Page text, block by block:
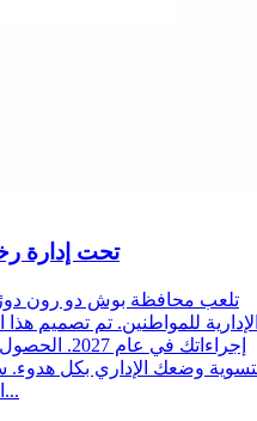
تحت إدارة
تلعب محافظة بوش دو رون
للمواطنين. تم تصميم
إجراءاتك
وضعك الإداري بكل هدوء.
التي تسهل تفاعلاتك مع الخدم...